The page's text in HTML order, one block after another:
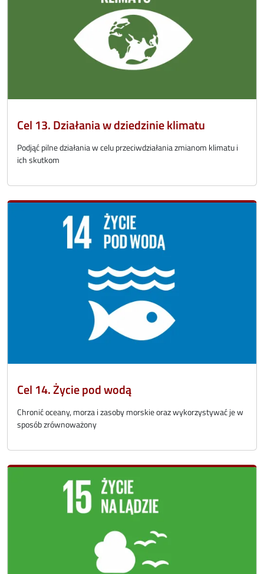
Cel 13. Działania w dziedzinie klimatu
Podjąć pilne działania w celu przeciwdziałania zmianom klimatu i
ich skutkom
Cel 14. Życie pod wodą
Chronić oceany, morza i zasoby morskie oraz wykorzystywać je w
sposób zrównoważony